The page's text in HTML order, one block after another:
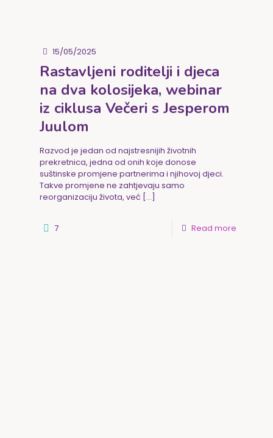
15/05/2025
Rastavljeni roditelji i djeca
na dva kolosijeka, webinar
iz ciklusa Večeri s Jesperom
Juulom
Razvod je jedan od najstresnijih životnih
prekretnica, jedna od onih koje donose
suštinske promjene partnerima i njihovoj djeci.
Takve promjene ne zahtjevaju samo
reorganizaciju života, već […]
7 Read more